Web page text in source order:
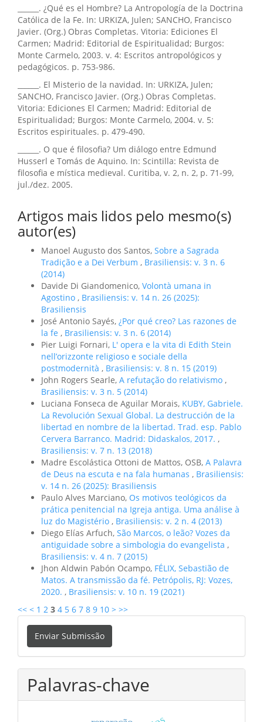
______. ¿Qué es el Hombre? La Antropología de la Doctrina
Católica de la Fe. In: URKIZA, Julen; SANCHO, Francisco
Javier. (Org.) Obras Completas. Vitoria: Ediciones El
Carmen; Madrid: Editorial de Espiritualidad; Burgos:
Monte Carmelo, 2003. v. 4: Escritos antropológicos y
pedagógicos. p. 753-986.
______. El Misterio de la navidad. In: URKIZA, Julen;
SANCHO, Francisco Javier. (Org.) Obras Completas.
Vitoria: Ediciones El Carmen; Madrid: Editorial de
Espiritualidad; Burgos: Monte Carmelo, 2004. v. 5:
Escritos espirituales. p. 479-490.
______. O que é filosofia? Um diálogo entre Edmund
Husserl e Tomás de Aquino. In: Scintilla: Revista de
filosofia e mística medieval. Curitiba, v. 2, n. 2, p. 71-99,
jul./dez. 2005.
Artigos mais lidos pelo mesmo(s)
autor(es)
Manoel Augusto dos Santos, Sobre a Sagrada
Tradição e a Dei Verbum , Brasiliensis: v. 3 n. 6
(2014)
Davide Di Giandomenico, Volontà umana in
Agostino , Brasiliensis: v. 14 n. 26 (2025):
Brasiliensis
José Antonio Sayés, ¿Por qué creo? Las razones de
la fe , Brasiliensis: v. 3 n. 6 (2014)
Pier Luigi Fornari, L' opera e la vita di Edith Stein
nell’orizzonte religioso e sociale della
postmodernità , Brasiliensis: v. 8 n. 15 (2019)
John Rogers Searle, A refutação do relativismo ,
Brasiliensis: v. 3 n. 5 (2014)
Luciana Fonseca de Aguilar Morais, KUBY, Gabriele.
La Revolución Sexual Global. La destrucción de la
libertad en nombre de la libertad. Trad. esp. Pablo
Cervera Barranco. Madrid: Didaskalos, 2017. ,
Brasiliensis: v. 7 n. 13 (2018)
Madre Escolástica Ottoni de Mattos, OSB, A Palavra
de Deus na escuta e na fala humanas , Brasiliensis:
v. 14 n. 26 (2025): Brasiliensis
Paulo Alves Marciano, Os motivos teológicos da
prática penitencial na Igreja antiga. Uma análise à
luz do Magistério , Brasiliensis: v. 2 n. 4 (2013)
Diego Elías Arfuch, São Marcos, o leão? Vozes da
antiguidade sobre a simbologia do evangelista ,
Brasiliensis: v. 4 n. 7 (2015)
Jhon Aldwin Pabón Ocampo, FÉLIX, Sebastião de
Matos. A transmissão da fé. Petrópolis, RJ: Vozes,
2020. , Brasiliensis: v. 10 n. 19 (2021)
<< < 1 2 3 4 5 6 7 8 9 10 > >>
Enviar
Submissão
Enviar Submissão
Palavras-chave